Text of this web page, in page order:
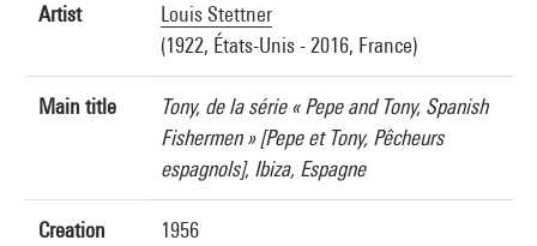
Artist
Louis Stettner
(1922, États-Unis - 2016, France)
Main title
Tony, de la série « Pepe and Tony, Spanish
Fishermen » [Pepe et Tony, Pêcheurs
espagnols], Ibiza, Espagne
Creation
1956